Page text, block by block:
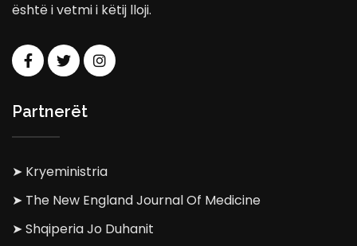
është i vetmi i këtij lloji.
Partnerët
➤ Kryeministria
➤ The New England Journal Of Medicine
➤ Shqiperia Jo Duhanit